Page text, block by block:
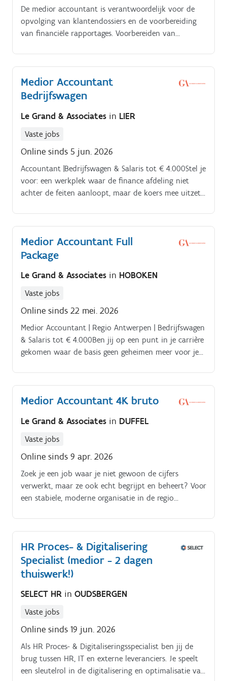
De medior accountant is verantwoordelijk voor de
opvolging van klantendossiers en de voorbereiding
van financiële rapportages. Voorbereiden van
Medior Accountant
Bedrijfswagen
Le Grand & Associates in LIER
Vaste jobs
Online sinds 5 jun. 2026
Accountant |Bedrijfswagen & Salaris tot € 4.000Stel je
voor: een werkplek waar de finance afdeling niet
achter de feiten aanloopt, maar de koers mee uitzet.
gevestigde organisatie die de blik stevig op de
toekomst heeft gericht.
Medior Accountant Full
Package
Le Grand & Associates in HOBOKEN
Vaste jobs
Online sinds 22 mei. 2026
Medior Accountant | Regio Antwerpen | Bedrijfswagen
& Salaris tot € 4.000Ben jij op een punt in je carrière
gekomen waar de basis geen geheimen meer voor je
organisatie in de Antwerpse dienstverleningssector
zoek ik een Medior Accountant die zin heeft in een
Medior Accountant 4K bruto
Le Grand & Associates in DUFFEL
Vaste jobs
Online sinds 9 apr. 2026
Zoek je een job waar je niet gewoon de cijfers
verwerkt, maar ze ook echt begrijpt en beheert? Voor
een stabiele, moderne organisatie in de regio
Accountant.
HR Proces- & Digitalisering
Specialist (medior - 2 dagen
thuiswerk!)
SELECT HR in OUDSBERGEN
Vaste jobs
Online sinds 19 jun. 2026
Als HR Proces- & Digitaliseringsspecialist ben jij de
brug tussen HR, IT en externe leveranciers. Je speelt
een sleutelrol in de digitalisering en optimalisatie van